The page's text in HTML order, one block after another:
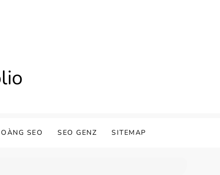
SEO SEO GENZ SITEMAP